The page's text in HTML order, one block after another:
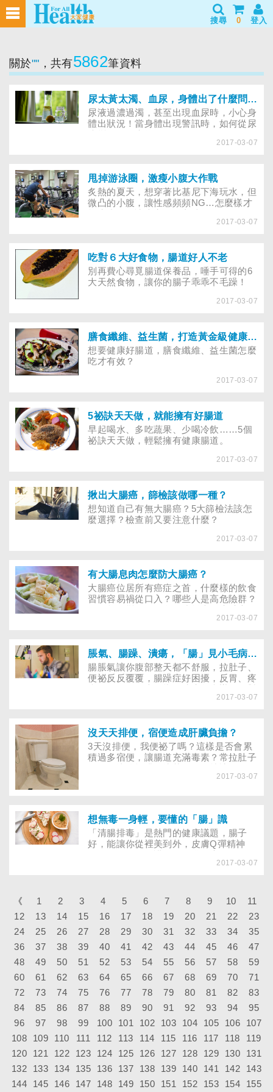
搜尋 0 登入
關於"" ，共有5862筆資料
尿太黃太濁、血尿，身體出了什麼問題？
尿液過濃過濁，甚至出現血尿時，小心身
體出狀況！當身體出現警訊時，如何從尿
2017-03-07
甩掉游泳圈，激瘦小腹大作戰
炙熱的夏天，想穿著比基尼下海玩水，但
微凸的小腹，讓性感頻頻NG…怎麼樣才
2017-03-07
吃對６大好食物，腸道好人不老
別再費心尋覓腸道保養品，唾手可得的6
大天然食物，讓你的腸子乖乖不毛躁！
2017-03-07
膳食纖維、益生菌，打造黃金級健康腸道
想要健康好腸道，膳食纖維、益生菌怎麼
吃才有效？
2017-03-07
5祕訣天天做，就能擁有好腸道
早起喝水、多吃蔬果、少喝冷飲……5個
祕訣天天做，輕鬆擁有健康腸道。
2017-03-07
揪出大腸癌，篩檢該做哪一種？
想知道自己有無大腸癌？5大篩檢法該怎
麼選擇？檢查前又要注意什麼？
2017-03-07
有大腸息肉怎麼防大腸癌？
大腸癌位居所有癌症之首，什麼樣的飲食
習慣容易禍從口入？哪些人是高危險群？
2017-03-07
脹氣、腸躁、潰瘍，「腸」見小毛病聰明解
腸脹氣讓你腹部整天都不舒服，拉肚子、
便祕反反覆覆，腸躁症好困擾，反胃、疼
方法，遠離３個常見的腸道小毛病！2017-03-07
沒天天排便，宿便造成肝臟負擔？
3天沒排便，我便祕了嗎？這樣是否會累
積過多宿便，讓腸道充滿毒素？常拉肚子
腸科醫師，帶你搞懂這些「腸」見問題！
2017-03-07
想無毒一身輕，要懂的「腸」識
「清腸排毒」是熱門的健康議題，腸子
好，能讓你從裡美到外，皮膚Q彈精神
2017-03-07
《 1 2 3 4 5 6 7 8 9 10
11
12
13 14 15 16 17 18 19 20 21 22
23
24
25 26 27 28 29 30 31 32 33 34
35
36
37 38 39 40 41 42 43 44 45 46
47
48
49 50 51 52 53 54 55 56 57 58
59
60
61 62 63 64 65 66 67 68 69 70
71
72
73 74 75 76 77 78 79 80 81 82
83
84
85 86 87 88 89 90 91 92 93 94
95
96
97 98 99 100 101 102 103 104 105 106
107
108
109 110 111 112 113 114 115 116 117 118
119
120
121 122 123 124 125 126 127 128 129 130
131
132
133 134 135 136 137 138 139 140 141 142
143
144
145 146 147 148 149 150 151 152 153 154 155